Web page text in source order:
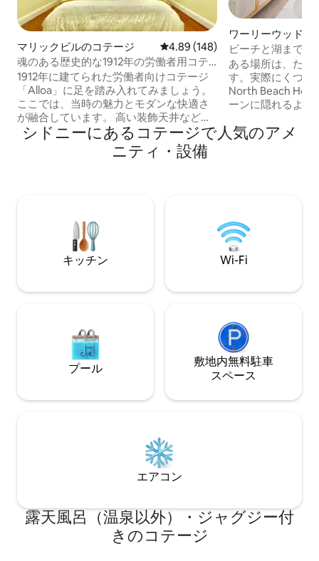
マリックビルのコテージ レビュー148件、5つ星中4.89つ
4.89 (148)
魂のある歴史的な1912年の労働者用コテ
ージ
1912年に建てられた労働者向けコテージ
「Alloa」に足を踏み入れてみましょう。
ここでは、当時の魅力とモダンな快適さ
が融合しています。 高い装飾天井などの
オリジナルの特徴が、現代的なアップデ
ートを引き立てています。 交通機関、カ
フェ、公園、マリックビルの食のシーン
洗濯室 • Wi-Fi • 朝食用品 • 路上の無料駐車
ックビルで、歴史的な魅力とモダンな生
活が出会います。
ワーリーウッドの
ビーチと湖まで
た宿泊先
ある場所は、ただ
す。実際にくつろ
North Beach
ーンに隠れるよう
ジです。砂浜ま
まれ、世間から
当に静かな時間が
ような旅行スタ
Beach Houseはそ
りの宿泊施設です
シドニーにあるコテージで人気のアメ
ニティ・設備
キッチン Wi-Fi
プール
敷地内無料駐⁠車
ス⁠ペ⁠ー⁠ス
エアコン
露天風呂（温泉以外）・ジャグジー付
きのコテージ